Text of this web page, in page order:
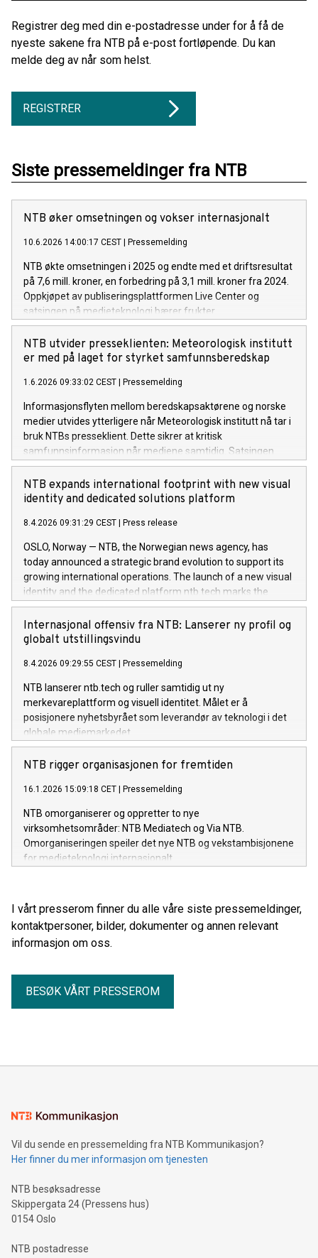
Registrer deg med din e-postadresse under for å få de
nyeste sakene fra NTB på e-post fortløpende. Du kan
melde deg av når som helst.
REGISTRER
Siste pressemeldinger fra NTB
NTB øker omsetningen og vokser internasjonalt
10.6.2026 14:00:17 CEST Pressemelding
NTB økte omsetningen i 2025 og endte med et driftsresultat
på 7,6 mill. kroner, en forbedring på 3,1 mill. kroner fra 2024.
Oppkjøpet av publiseringsplattformen Live Center og
satsingen på medieteknologi bærer frukter.
NTB utvider presseklienten: Meteorologisk institutt
er med på laget for styrket samfunnsberedskap
1.6.2026 09:33:02 CEST Pressemelding
Informasjonsflyten mellom beredskapsaktørene og norske
medier utvides ytterligere når Meteorologisk institutt nå tar i
bruk NTBs presseklient. Dette sikrer at kritisk
samfunnsinformasjon når mediene samtidig. Satsingen
sammenfaller med totalberedskapsåret 2026 og legger
fundamentet for en langsiktig styrking av
samfunnssikkerheten.
NTB expands international footprint with new visual
identity and dedicated solutions platform
8.4.2026 09:31:29 CEST Press release
OSLO, Norway — NTB, the Norwegian news agency, has
today announced a strategic brand evolution to support its
growing international operations. The launch of a new visual
identity and the dedicated platform ntb.tech marks the
agency’s transition from a regional news provider to a
specialist partner in global media technology.
Internasjonal offensiv fra NTB: Lanserer ny profil og
globalt utstillingsvindu
8.4.2026 09:29:55 CEST Pressemelding
NTB lanserer ntb.tech og ruller samtidig ut ny
merkevareplattform og visuell identitet. Målet er å
posisjonere nyhetsbyrået som leverandør av teknologi i det
globale mediemarkedet.
NTB rigger organisasjonen for fremtiden
16.1.2026 15:09:18 CET Pressemelding
NTB omorganiserer og oppretter to nye
virksomhetsområder: NTB Mediatech og Via NTB.
Omorganiseringen speiler det nye NTB og vekstambisjonene
for medieteknologi internasjonalt.
I vårt presserom finner du alle våre siste pressemeldinger,
kontaktpersoner, bilder, dokumenter og annen relevant
informasjon om oss.
BESØK VÅRT PRESSEROM
Vil du sende en pressemelding fra NTB Kommunikasjon?
Her finner du mer informasjon om tjenesten
NTB besøksadresse
Skippergata 24 (Pressens hus)
0154 Oslo
NTB postadresse